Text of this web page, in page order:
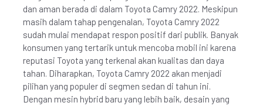
dan aman berada di dalam Toyota Camry 2022. Meskipun
masih dalam tahap pengenalan, Toyota Camry 2022
sudah mulai mendapat respon positif dari publik. Banyak
konsumen yang tertarik untuk mencoba mobil ini karena
reputasi Toyota yang terkenal akan kualitas dan daya
tahan. Diharapkan, Toyota Camry 2022 akan menjadi
pilihan yang populer di segmen sedan di tahun ini.
Dengan mesin hybrid baru yang lebih baik, desain yang